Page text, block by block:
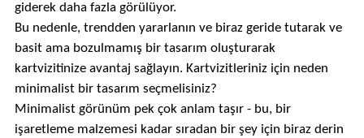
giderek daha fazla görülüyor.
Bu nedenle, trendden yararlanın ve biraz geride tutarak ve
basit ama bozulmamış bir tasarım oluşturarak
kartvizitinize avantaj sağlayın. Kartvizitleriniz için neden
minimalist bir tasarım seçmelisiniz?
Minimalist görünüm pek çok anlam taşır - bu, bir
işaretleme malzemesi kadar sıradan bir şey için biraz derin